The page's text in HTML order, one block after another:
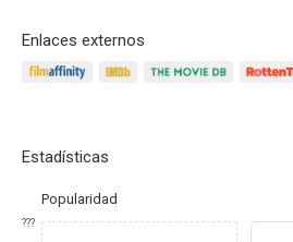
Enlaces externos
Estadísticas
Popularidad
???